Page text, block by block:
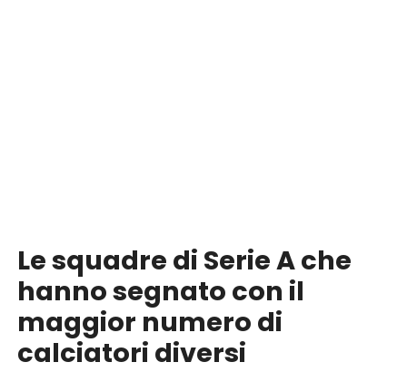
Le squadre di Serie A che
hanno segnato con il
maggior numero di
calciatori diversi